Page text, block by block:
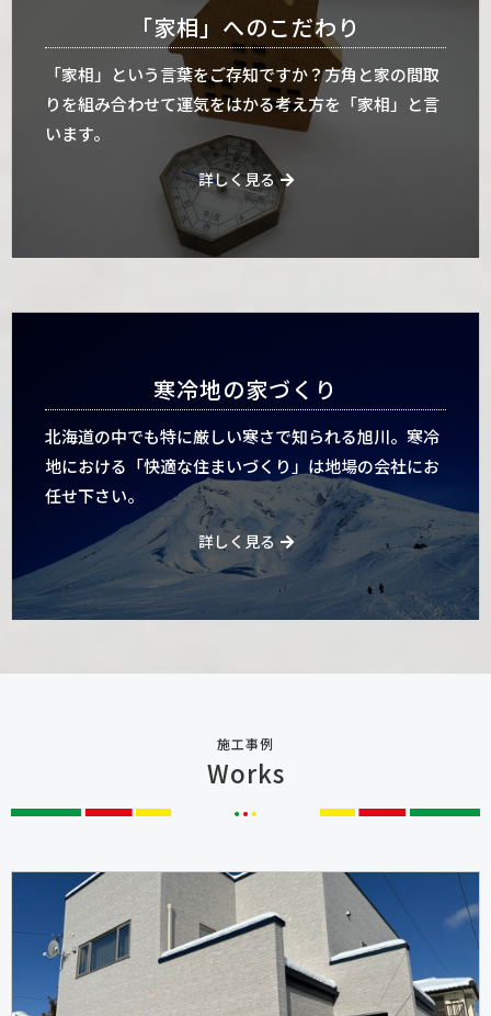
「家相」へのこだわり
「家相」という言葉をご存知ですか？方角と家の間取
りを組み合わせて運気をはかる考え方を「家相」と言
います。
詳しく見る
寒冷地の家づくり
北海道の中でも特に厳しい寒さで知られる旭川。寒冷
地における「快適な住まいづくり」は地場の会社にお
任せ下さい。
詳しく見る
施工事例
Works